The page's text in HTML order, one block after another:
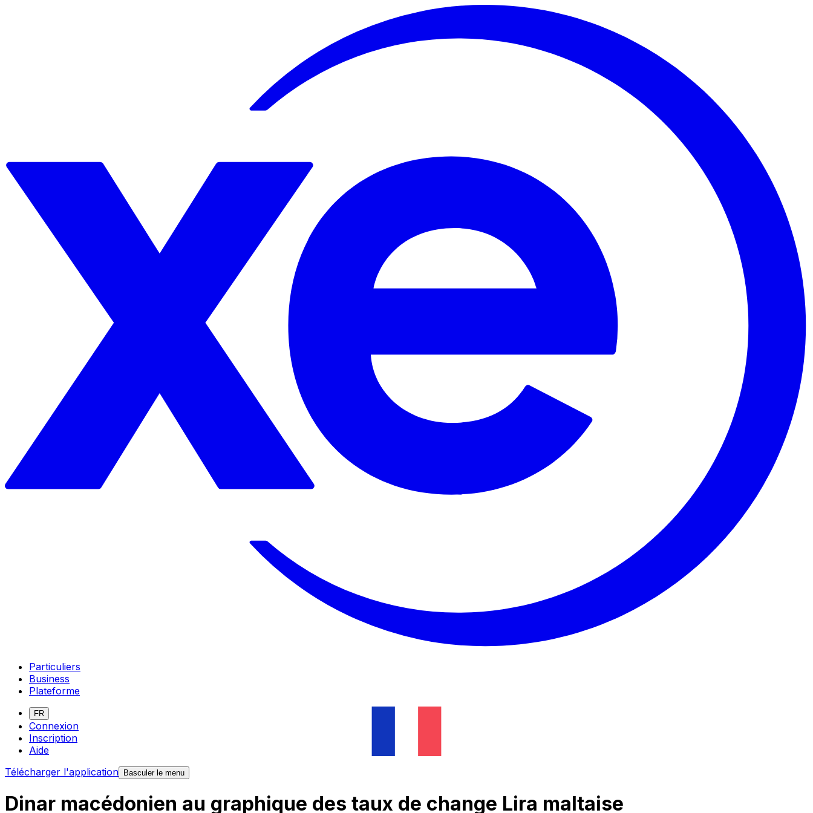
Particuliers
Business
Plateforme
FR
Connexion
Inscription
Aide
Télécharger l'application Basculer le menu
Dinar macédonien au graphique des taux de change Lira maltaise